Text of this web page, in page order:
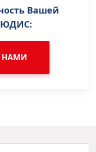
Вашей
ЮДИС:
НАМИ